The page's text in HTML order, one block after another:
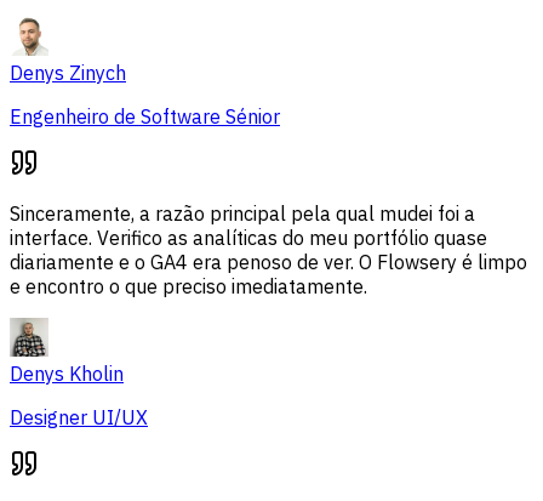
Denys Zinych
Engenheiro de Software Sénior
Sinceramente, a razão principal pela qual mudei foi a
interface. Verifico as analíticas do meu portfólio quase
diariamente e o GA4 era penoso de ver. O Flowsery é limpo
e encontro o que preciso imediatamente.
Denys Kholin
Designer UI/UX